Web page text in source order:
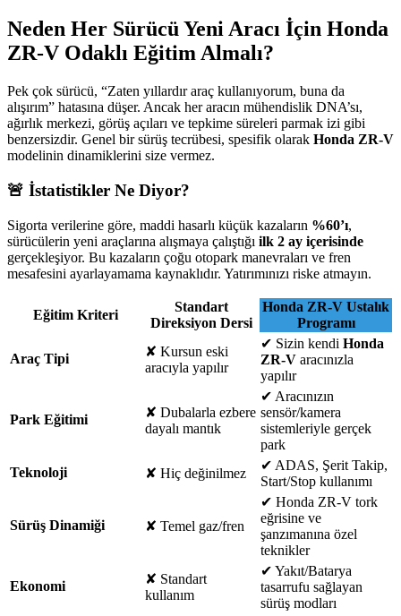
Neden Her Sürücü Yeni Aracı İçin Honda
ZR-V Odaklı Eğitim Almalı?
Pek çok sürücü, “Zaten yıllardır araç kullanıyorum, buna da
alışırım” hatasına düşer. Ancak her aracın mühendislik DNA’sı,
ağırlık merkezi, görüş açıları ve tepkime süreleri parmak izi gibi
benzersizdir. Genel bir sürüş tecrübesi, spesifik olarak Honda ZR-V
modelinin dinamiklerini size vermez.
🚨 İstatistikler Ne Diyor?
Sigorta verilerine göre, maddi hasarlı küçük kazaların %60’ı,
sürücülerin yeni araçlarına alışmaya çalıştığı ilk 2 ay içerisinde
gerçekleşiyor. Bu kazaların çoğu otopark manevraları ve fren
mesafesini ayarlayamama kaynaklıdır. Yatırımınızı riske atmayın.
Eğitim Kriteri
Standart
Direksiyon Dersi
Honda ZR-V Ustalık
Programı
Araç Tipi ✘ Kursun eski
aracıyla yapılır
✔ Sizin kendi Honda
ZR-V aracınızla
yapılır
Park Eğitimi ✘ Dubalarla ezbere
dayalı mantık
✔ Aracınızın
sensör/kamera
sistemleriyle gerçek
park
Teknoloji
✘ Hiç değinilmez
✔ ADAS, Şerit Takip,
Start/Stop kullanımı
Sürüş Dinamiği ✘ Temel gaz/fren
✔ Honda ZR-V tork
eğrisine ve
şanzımanına özel
teknikler
Ekonomi ✘ Standart
kullanım
✔ Yakıt/Batarya
tasarrufu sağlayan
sürüş modları